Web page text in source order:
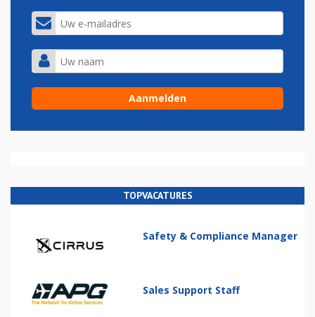
TOPVACATURES
Safety & Compliance Manager
Sales Support Staff